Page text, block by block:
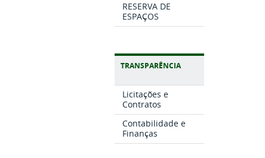
RESERVA DE
ESPAÇOS
TRANSPARÊNCIA
Licitações e
Contratos
Contabilidade e
Finanças